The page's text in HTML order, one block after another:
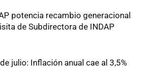
potencia recambio generacional
de Subdirectora de INDAP
julio: Inflación anual cae al 3,5%